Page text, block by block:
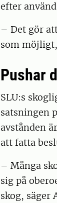
efter
– Det gör
som
Pushar
SLU:s
satsningen
avstånden
att fatta
– Många
sig på
skog, säger